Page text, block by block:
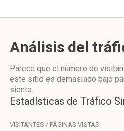
Análisis del
Parece que el número de
este sitio es demasiado bajo
siento.
Estadísticas de Tráfico
VISITANTES / PÁGINAS VISTAS